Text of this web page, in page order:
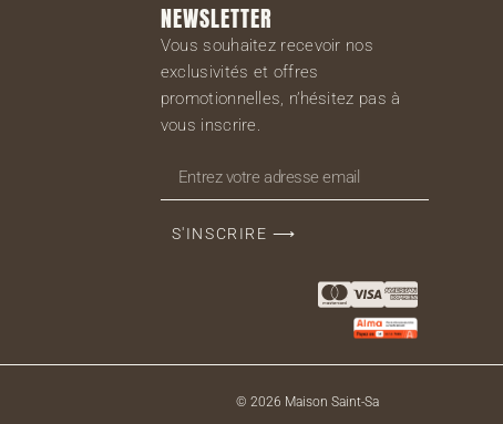
NEWSLETTER
Vous souhaitez recevoir nos
exclusivités et offres
promotionnelles, n’hésitez pas à
vous inscrire.
S'INSCRIRE ⟶
© 2026 Maison Saint-Sa